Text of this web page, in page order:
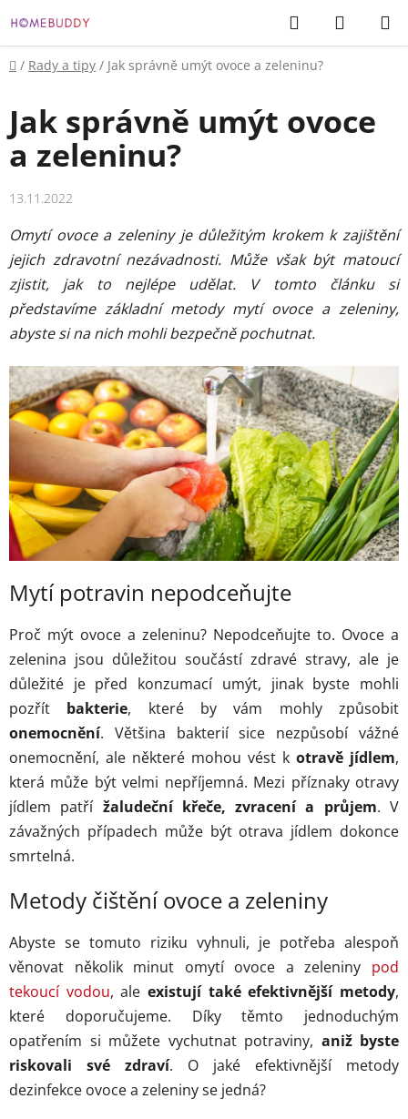
na
obsah
Hledat
KOŠÍK
Domů
/ Rady a tipy / Jak správně umýt ovoce a zeleninu?
Jak správně umýt ovoce
a zeleninu?
13.11.2022
Omytí ovoce a zeleniny je důležitým krokem k zajištění
jejich zdravotní nezávadnosti. Může však být matoucí
zjistit, jak to nejlépe udělat. V tomto článku si
představíme základní metody mytí ovoce a zeleniny,
abyste si na nich mohli bezpečně pochutnat.
Mytí potravin nepodceňujte
Proč mýt ovoce a zeleninu? Nepodceňujte to. Ovoce a
zelenina jsou důležitou součástí zdravé stravy, ale je
důležité je před konzumací umýt, jinak byste mohli
pozřít bakterie, které by vám mohly způsobit
onemocnění. Většina bakterií sice nezpůsobí vážné
onemocnění, ale některé mohou vést k otravě jídlem,
která může být velmi nepříjemná. Mezi příznaky otravy
jídlem patří žaludeční křeče, zvracení a průjem. V
závažných případech může být otrava jídlem dokonce
smrtelná.
Metody čištění ovoce a zeleniny
Abyste se tomuto riziku vyhnuli, je potřeba alespoň
věnovat několik minut omytí ovoce a zeleniny pod
tekoucí vodou, aleexistují také efektivnější metody,
které doporučujeme. Díky těmto jednoduchým
opatřením si můžete vychutnat potraviny, aniž byste
riskovali své zdraví. O jaké efektivnější metody
dezinfekce ovoce a zeleniny se jedná?